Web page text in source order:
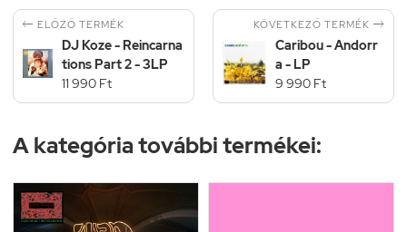
 ELŐZŐ TERMÉK
DJ Koze - Reincarna
tions Part 2 - 3LP
11 990 Ft
KÖVETKEZŐ TERMÉK 
Caribou - Andorr
a - LP
9 990 Ft
A kategória további termékei: